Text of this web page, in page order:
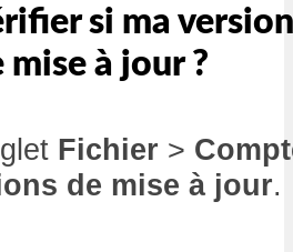
si ma
mise à jour ?
Fichier >
de mise à jour.